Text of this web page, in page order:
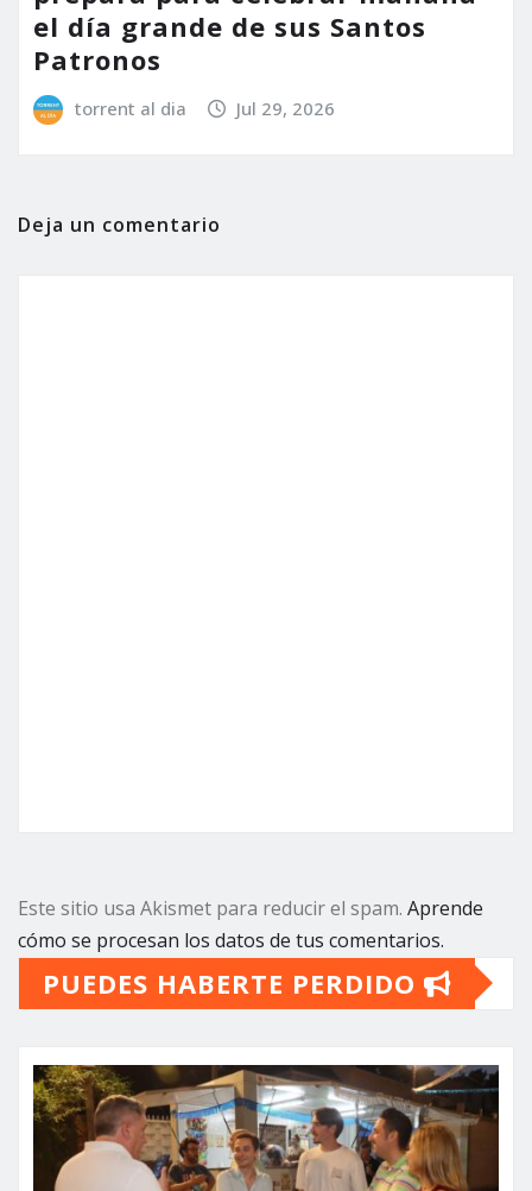
el día grande de sus Santos
Patronos
torrent al dia Jul 29, 2026
Deja un comentario
Este sitio usa Akismet para reducir el spam. Aprende
cómo se procesan los datos de tus comentarios.
PUEDES HABERTE PERDIDO